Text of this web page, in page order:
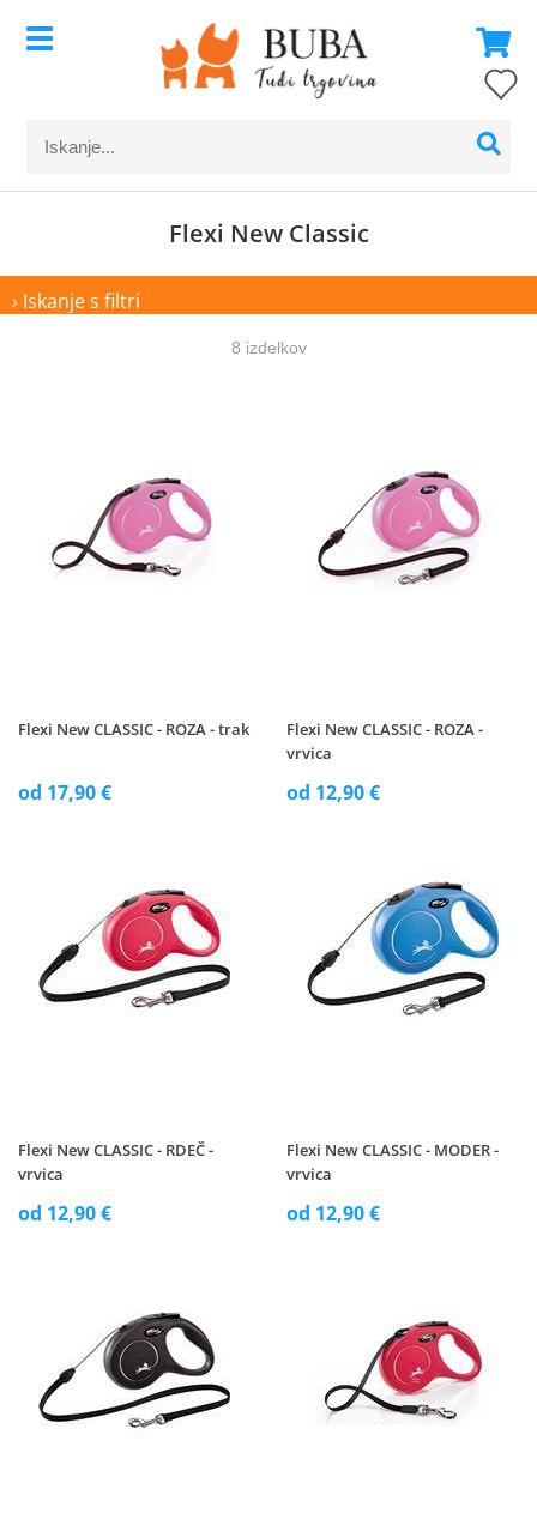
Flexi New Classic
› Iskanje s filtri
8 izdelkov
Flexi New CLASSIC - ROZA - trak
od 17,90 €
Flexi New CLASSIC - ROZA -
vrvica
od 12,90 €
Flexi New CLASSIC - RDEČ -
vrvica
od 12,90 €
Flexi New CLASSIC - MODER -
vrvica
od 12,90 €